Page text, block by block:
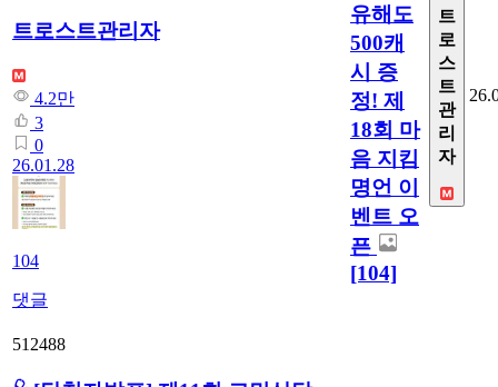
트로스트관리자
4.2만
3
0
26.01.28
104
댓글
유해도
500캐
시 증
정! 제
18회 마
음 지킴
명언 이
벤트 오
픈
[104]
트
로
스
트
관
리
자
512488